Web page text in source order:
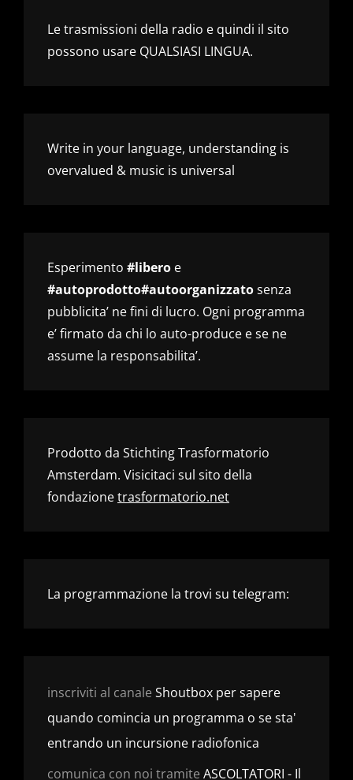
Le trasmissioni della radio e quindi il sito
possono usare QUALSIASI LINGUA.
Write in your language, understanding is
overvalued & music is universal
Esperimento #libero e
#autoprodotto#autoorganizzatosenza
pubblicita’ ne fini di lucro. Ogni programma
e’ firmato da chi lo auto-produce e se ne
assume la responsabilita’.
Prodotto da Stichting Trasformatorio
Amsterdam. Visicitaci sul sito della
fondazionetrasformatorio.net
La programmazione la trovi su telegram:
inscriviti al canale Shoutbox per sapere
quando comincia un programma o se sta'
entrando un incursione radiofonica
comunica con noi tramite ASCOLTATORI - Il